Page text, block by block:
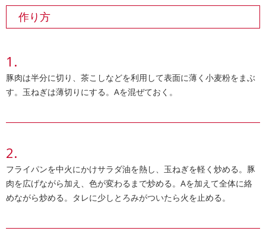
作り方
豚肉は半分に切り、茶こしなどを利用して表面に薄く小麦粉をまぶ
す。玉ねぎは薄切りにする。Aを混ぜておく。
フライパンを中火にかけサラダ油を熱し、玉ねぎを軽く炒める。豚
肉を広げながら加え、色が変わるまで炒める。Aを加えて全体に絡
めながら炒める。タレに少しとろみがついたら火を止める。